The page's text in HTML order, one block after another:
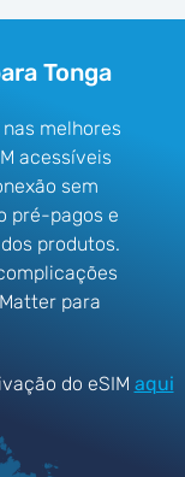
Tonga
melhores
acessíveis
sem
pré-pagos e
produtos.
para
do eSIM aqui